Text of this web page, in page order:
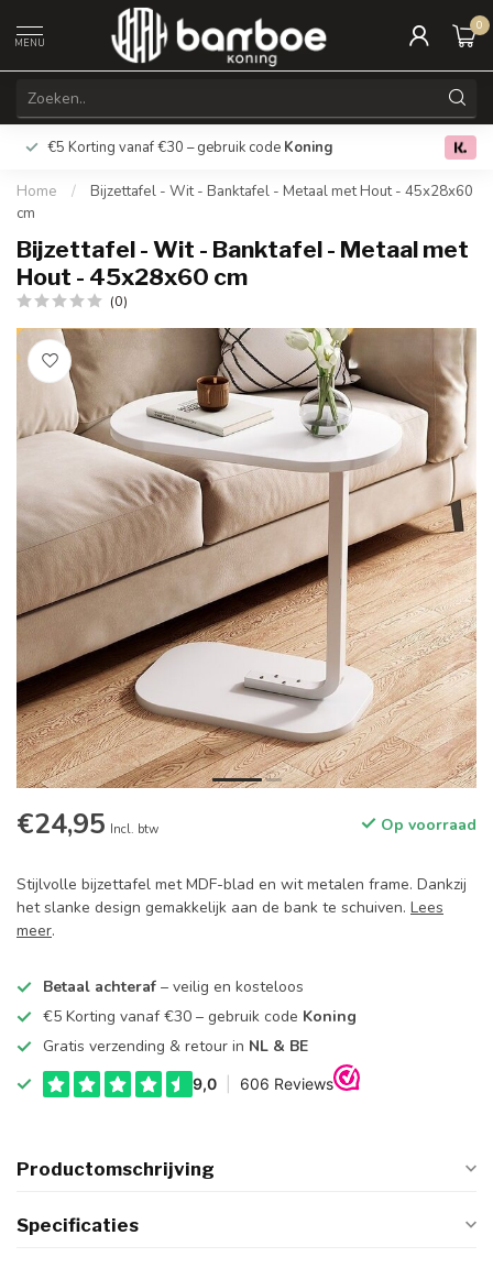
MENU
0
€5 Korting vanaf €30 – gebruik code Koning Gratis
Home /
Bijzettafel - Wit - Banktafel - Metaal met Hout - 45x28x60
cm
Bijzettafel - Wit - Banktafel - Metaal met
Hout - 45x28x60 cm
(0)
€24,95 Incl. btw Op voorraad
Stijlvolle bijzettafel met MDF-blad en wit metalen frame. Dankzij
het slanke design gemakkelijk aan de bank te schuiven. Lees
meer.
Betaal achteraf – veilig en kosteloos
€5 Korting vanaf €30 – gebruik code Koning
Gratis verzending & retour in NL & BE
Productomschrijving
Specificaties